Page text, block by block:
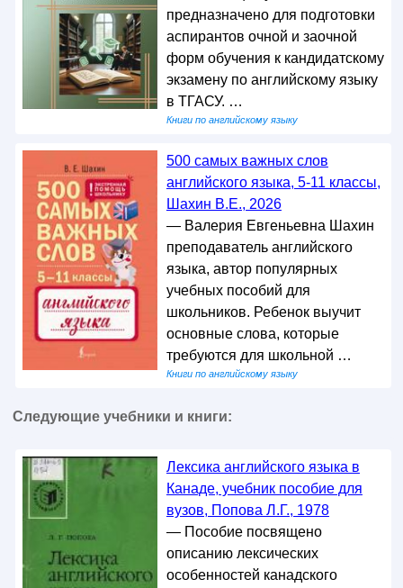
предназначено для подготовки
аспирантов очной и заочной
форм обучения к кандидатскому
экзамену по английскому языку
в ТГАСУ. …
Книги по английскому языку
500 самых важных слов
английского языка, 5-11 классы,
Шахин В.Е., 2026
— Валерия Евгеньевна Шахин
преподаватель английского
языка, автор популярных
учебных пособий для
школьников. Ребенок выучит
основные слова, которые
требуются для школьной …
Книги по английскому языку
Следующие учебники и книги:
Лексика английского языка в
Канаде, учебник пособие для
вузов, Попова Л.Г., 1978
— Пособие посвящено
описанию лексических
особенностей канадского